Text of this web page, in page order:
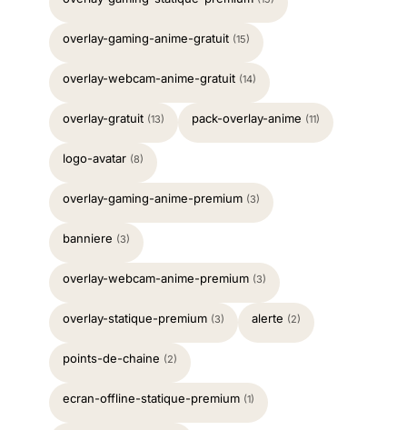
overlay-gaming-anime-gratuit (15)
overlay-webcam-anime-gratuit (14)
overlay-gratuit (13) pack-overlay-anime (11)
logo-avatar (8)
overlay-gaming-anime-premium (3)
banniere (3)
overlay-webcam-anime-premium (3)
overlay-statique-premium (3) alerte (2)
points-de-chaine (2)
ecran-offline-statique-premium (1)